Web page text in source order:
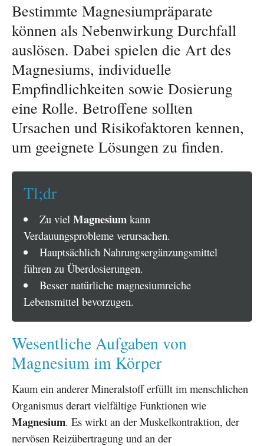
Bestimmte Magnesiumpräparate
können als Nebenwirkung Durchfall
auslösen. Dabei spielen die Art des
Magnesiums, individuelle
Empfindlichkeiten sowie Dosierung
eine Rolle. Betroffene sollten
Ursachen und Risikofaktoren kennen,
um geeignete Lösungen zu finden.
Tl;dr
Zu viel Magnesiumkann
Verdauungsprobleme verursachen.
Hauptsächlich Nahrungsergänzungsmittel
führen zu Überdosierungen.
Besser natürliche magnesiumreiche
Lebensmittel bevorzugen.
Wesentliche Aufgaben von
Magnesium im Körper
Kaum ein anderer Mineralstoff erfüllt im menschlichen
Organismus derart vielfältige Funktionen wie
Magnesium. Es wirkt an der Muskelkontraktion, der
nervösen Reizübertragung und an der